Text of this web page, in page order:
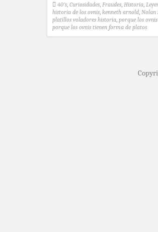
40's, Curiosidades, Fraudes, Historia,
historia de los ovnis, kenneth arnold, Nolan
platillos voladores historia, porque los
porque los ovnis tienen forma de platos